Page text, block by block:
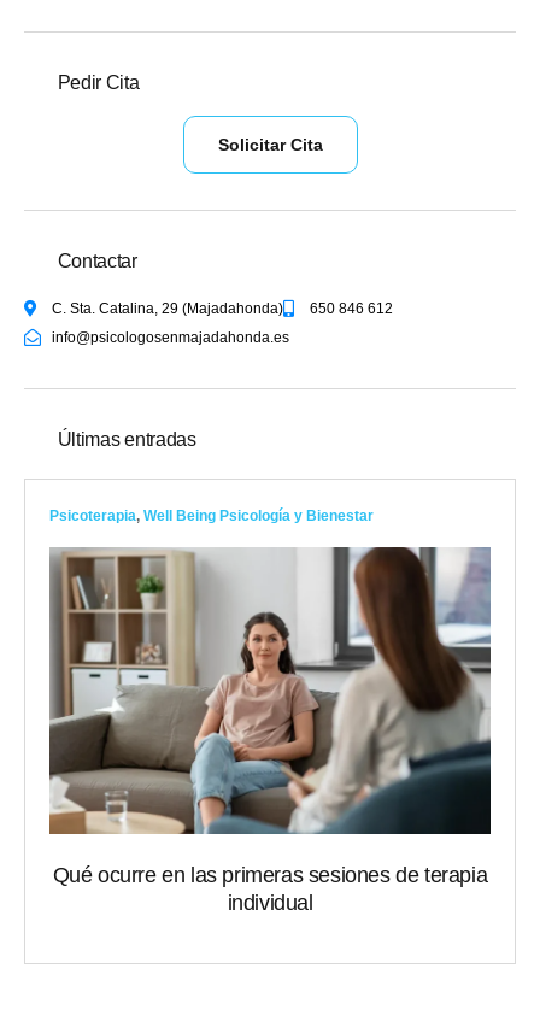
Pedir Cita
Solicitar Cita
Contactar
C. Sta. Catalina, 29 (Majadahonda)
650 846 612
info@psicologosenmajadahonda.es
Últimas entradas
Psicoterapia, Well Being Psicología y Bienestar
Qué ocurre en las primeras sesiones de terapia
individual